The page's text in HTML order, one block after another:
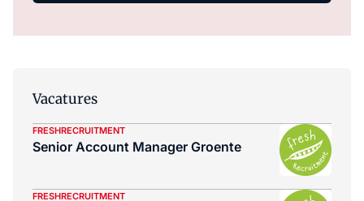
Vacatures
FRESHRECRUITMENT
Senior Account Manager Groente
FRESHRECRUITMENT